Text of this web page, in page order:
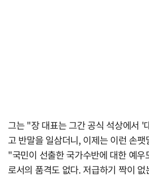
그는 "장 대표는 그간 공식 석상에서 '
고 반말을 일삼더니, 이제는 이런 손
"국민이 선출한 국가수반에 대한 예
로서의 품격도 없다. 저급하기 짝이